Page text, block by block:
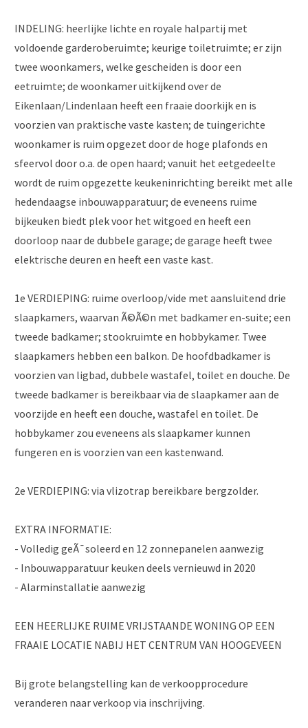
INDELING: heerlijke lichte en royale halpartij met
voldoende garderoberuimte; keurige toiletruimte; er zijn
twee woonkamers, welke gescheiden is door een
eetruimte; de woonkamer uitkijkend over de
Eikenlaan/Lindenlaan heeft een fraaie doorkijk en is
voorzien van praktische vaste kasten; de tuingerichte
woonkamer is ruim opgezet door de hoge plafonds en
sfeervol door o.a. de open haard; vanuit het eetgedeelte
wordt de ruim opgezette keukeninrichting bereikt met alle
hedendaagse inbouwapparatuur; de eveneens ruime
bijkeuken biedt plek voor het witgoed en heeft een
doorloop naar de dubbele garage; de garage heeft twee
elektrische deuren en heeft een vaste kast.
1e VERDIEPING: ruime overloop/vide met aansluitend drie
slaapkamers, waarvan Ã©Ã©n met badkamer en-suite; een
tweede badkamer; stookruimte en hobbykamer. Twee
slaapkamers hebben een balkon. De hoofdbadkamer is
voorzien van ligbad, dubbele wastafel, toilet en douche. De
tweede badkamer is bereikbaar via de slaapkamer aan de
voorzijde en heeft een douche, wastafel en toilet. De
hobbykamer zou eveneens als slaapkamer kunnen
fungeren en is voorzien van een kastenwand.
2e VERDIEPING: via vlizotrap bereikbare bergzolder.
EXTRA INFORMATIE:
- Volledig geÃ¯soleerd en 12 zonnepanelen aanwezig
- Inbouwapparatuur keuken deels vernieuwd in 2020
- Alarminstallatie aanwezig
EEN HEERLIJKE RUIME VRIJSTAANDE WONING OP EEN
FRAAIE LOCATIE NABIJ HET CENTRUM VAN HOOGEVEEN
Bij grote belangstelling kan de verkoopprocedure
veranderen naar verkoop via inschrijving.